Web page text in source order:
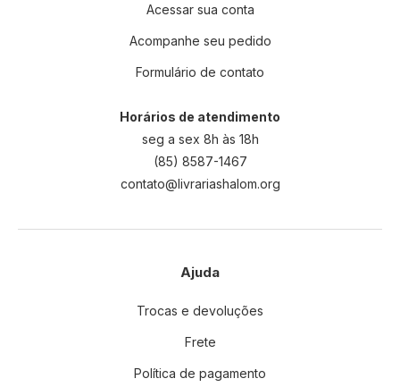
Acessar sua conta
Acompanhe seu pedido
Formulário de contato
Horários de atendimento
seg a sex 8h às 18h
(85) 8587-1467
contato@livrariashalom.org
Ajuda
Trocas e devoluções
Frete
Política de pagamento